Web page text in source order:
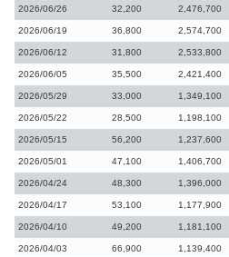
2026/06/26 32,200 2,476,700
2026/06/19 36,800 2,574,700
2026/06/12 31,800 2,533,800
2026/06/05 35,500 2,421,400
2026/05/29 33,000 1,349,100
2026/05/22 28,500 1,198,100
2026/05/15 56,200 1,237,600
2026/05/01 47,100 1,406,700
2026/04/24 48,300 1,396,000
2026/04/17 53,100 1,177,900
2026/04/10 49,200 1,181,100
2026/04/03 66,900 1,139,400